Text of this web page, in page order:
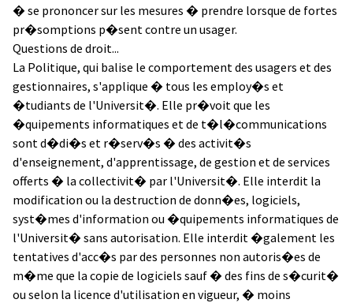
� se prononcer sur les mesures � prendre lorsque de fortes
pr�somptions p�sent contre un usager.
Questions de droit...
La Politique, qui balise le comportement des usagers et des
gestionnaires, s'applique � tous les employ�s et
�tudiants de l'Universit�. Elle pr�voit que les
�quipements informatiques et de t�l�communications
sont d�di�s et r�serv�s � des activit�s
d'enseignement, d'apprentissage, de gestion et de services
offerts � la collectivit� par l'Universit�. Elle interdit la
modification ou la destruction de donn�es, logiciels,
syst�mes d'information ou �quipements informatiques de
l'Universit� sans autorisation. Elle interdit �galement les
tentatives d'acc�s par des personnes non autoris�es de
m�me que la copie de logiciels sauf � des fins de s�curit�
ou selon la licence d'utilisation en vigueur, � moins